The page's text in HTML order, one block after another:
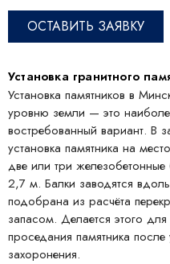
ОСТАВИТЬ ЗАЯВКУ
Установка гранитного
Установка памятников в
уровню земли — это
востребованный вариант. В
установка памятника на
две или три
2,7 м. Балки заводятся
подобрана из расчёта
запасом. Делается этого
проседания памятника
захоронения.